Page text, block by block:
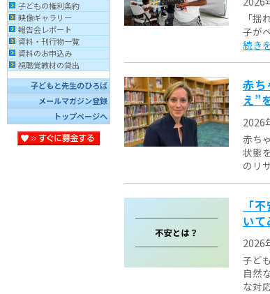
子どもの権利条約
映像ギャラリー
報告会レポート
資料・刊行物一覧
資料のお申込み
視聴覚教材の貸出
子どもと先生のひろば
メールマガジン登録
トップページへ
「
子が
続き
赤ち
え”
2026
赤ち
状態
のリ
「
い
2026
子ど
自然
な対